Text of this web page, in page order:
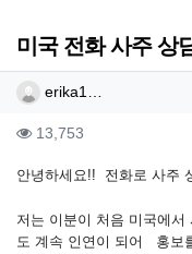
미국 전화 사주 상
작성자 정보
erika1…
컨텐츠 정보
13,753
본문
안녕하세요!! 전화로 사주
저는 이분이 처음 미국에
도 계속 인연이 되어 홍보